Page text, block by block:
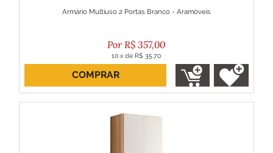
Armário Multiuso 2 Portas Branco - Aramóveis
R$ 357,00
10 x de R$ 35,70
ou R$ 321,30 no boleto
COMPRAR